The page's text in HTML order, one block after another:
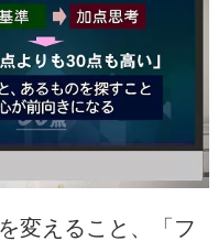
変えること、「フ